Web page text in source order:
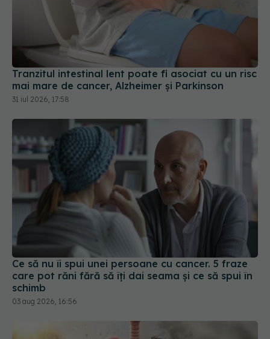
Tranzitul intestinal lent poate fi asociat cu un risc
mai mare de cancer, Alzheimer și Parkinson
31 iul 2026, 17:58
Ce să nu îi spui unei persoane cu cancer. 5 fraze
care pot răni fără să îți dai seama și ce să spui în
schimb
03 aug 2026, 16:56